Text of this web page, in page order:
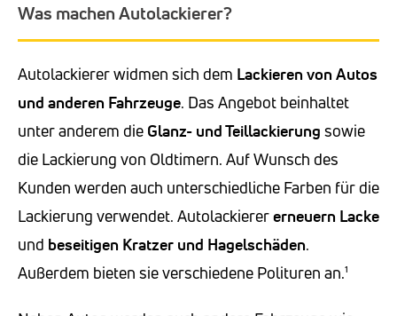
Was machen Autolackierer?
Autolackierer widmen sich dem Lackieren von Autos
und anderen Fahrzeuge. Das Angebot beinhaltet
unter anderem die Glanz- und Teillackierung sowie
die Lackierung von Oldtimern. Auf Wunsch des
Kunden werden auch unterschiedliche Farben für die
Lackierung verwendet. Autolackierererneuern Lacke
und beseitigen Kratzer und Hagelschäden.
Außerdem bieten sie verschiedene Polituren an.¹